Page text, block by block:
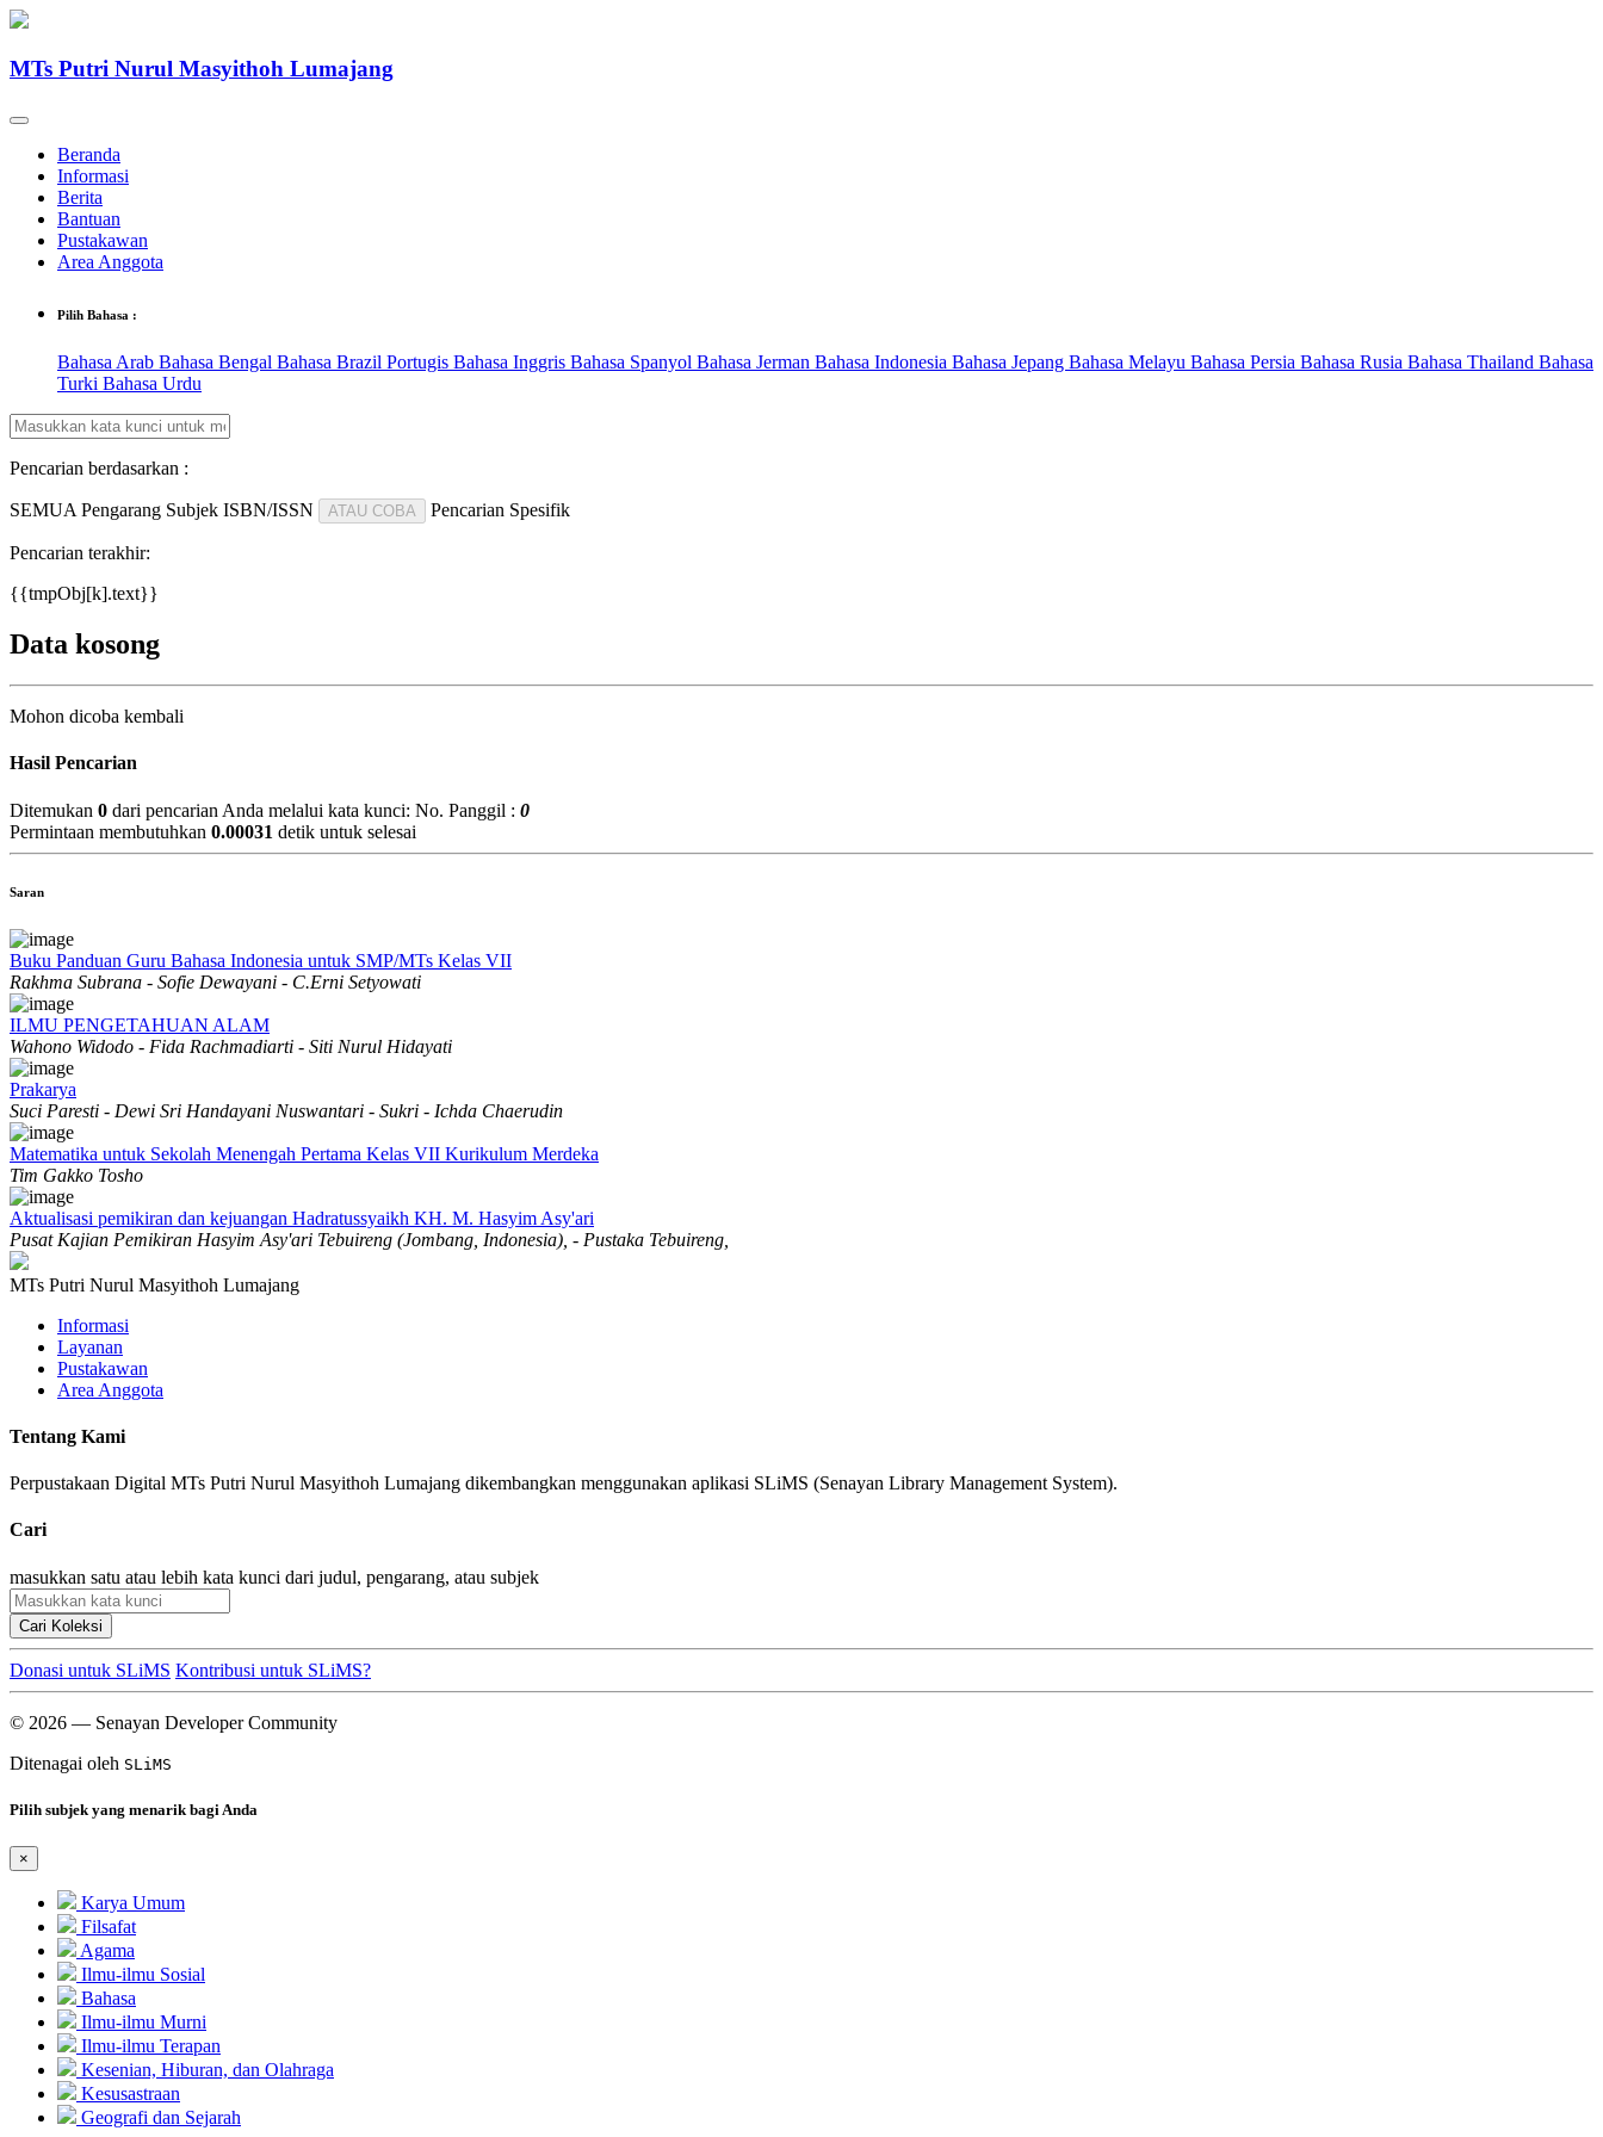
MTs Putri Nurul Masyithoh Lumajang
Beranda
Informasi
Berita
Bantuan
Pustakawan
Area Anggota
Pilih Bahasa :
Bahasa Arab Bahasa Bengal Bahasa Brazil Portugis Bahasa Inggris Bahasa Spanyol Bahasa Jerman Bahasa Indonesia Bahasa Jepang Bahasa Melayu Bahasa Persia Bahasa Rusia Bahasa Thailand Bahasa
Turki Bahasa Urdu
Pencarian berdasarkan :
SEMUA Pengarang Subjek ISBN/ISSN ATAU COBA Pencarian Spesifik
Pencarian terakhir:
{{tmpObj[k].text}}
Data kosong
Mohon dicoba kembali
Hasil Pencarian
Ditemukan 0 dari pencarian Anda melalui kata kunci: No. Panggil : 0
Permintaan membutuhkan 0.00031 detik untuk selesai
Saran
Buku Panduan Guru Bahasa Indonesia untuk SMP/MTs Kelas VII
Rakhma Subrana - Sofie Dewayani - C.Erni Setyowati
ILMU PENGETAHUAN ALAM
Wahono Widodo - Fida Rachmadiarti - Siti Nurul Hidayati
Prakarya
Suci Paresti - Dewi Sri Handayani Nuswantari - Sukri - Ichda Chaerudin
Matematika untuk Sekolah Menengah Pertama Kelas VII Kurikulum Merdeka
Tim Gakko Tosho
Aktualisasi pemikiran dan kejuangan Hadratussyaikh KH. M. Hasyim Asy'ari
Pusat Kajian Pemikiran Hasyim Asy'ari Tebuireng (Jombang, Indonesia), - Pustaka Tebuireng,
MTs Putri Nurul Masyithoh Lumajang
Informasi
Layanan
Pustakawan
Area Anggota
Tentang Kami
Perpustakaan Digital MTs Putri Nurul Masyithoh Lumajang dikembangkan menggunakan aplikasi SLiMS (Senayan Library Management System).
Cari
masukkan satu atau lebih kata kunci dari judul, pengarang, atau subjek
Cari Koleksi
Donasi untuk SLiMS Kontribusi untuk SLiMS?
© 2026 — Senayan Developer Community
Ditenagai oleh SLiMS
Pilih subjek yang menarik bagi Anda
×
Karya Umum
Filsafat
Agama
Ilmu-ilmu Sosial
Bahasa
Ilmu-ilmu Murni
Ilmu-ilmu Terapan
Kesenian, Hiburan, dan Olahraga
Kesusastraan
Geografi dan Sejarah